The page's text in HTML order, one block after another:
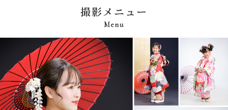
撮影メニュー
Menu